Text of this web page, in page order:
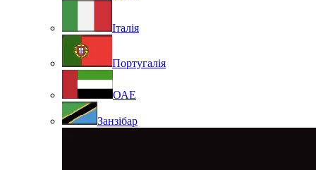
Італія
Португалія
ОАЕ
Занзібар